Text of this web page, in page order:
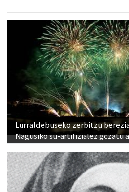
Lurraldebuseko zerbitzu
Nagusiko su-artifizialez gozatu